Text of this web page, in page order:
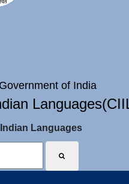
of India
Languages